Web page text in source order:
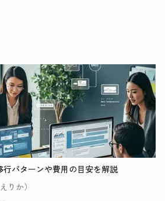
行パターンや費用の目安を解説
りか）